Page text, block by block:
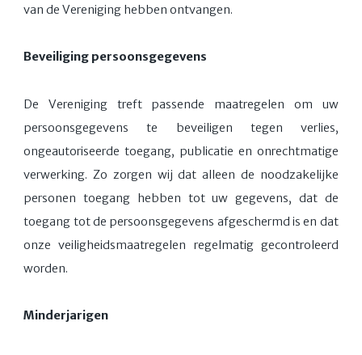
van de Vereniging hebben ontvangen.
Beveiliging persoonsgegevens
De Vereniging treft passende maatregelen om uw
persoonsgegevens te beveiligen tegen verlies,
ongeautoriseerde toegang, publicatie en onrechtmatige
verwerking. Zo zorgen wij dat alleen de noodzakelijke
personen toegang hebben tot uw gegevens, dat de
toegang tot de persoonsgegevens afgeschermd is en dat
onze veiligheidsmaatregelen regelmatig gecontroleerd
worden.
Minderjarigen